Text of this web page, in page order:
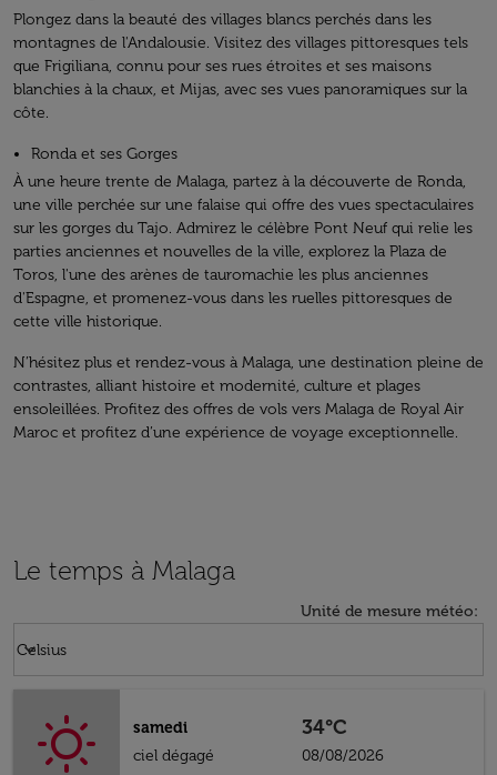
Plongez dans la beauté des villages blancs perchés dans les
montagnes de l'Andalousie. Visitez des villages pittoresques tels
que Frigiliana, connu pour ses rues étroites et ses maisons
blanchies à la chaux, et Mijas, avec ses vues panoramiques sur la
côte.
Ronda et ses Gorges
À une heure trente de Malaga, partez à la découverte de Ronda,
une ville perchée sur une falaise qui offre des vues spectaculaires
sur les gorges du Tajo. Admirez le célèbre Pont Neuf qui relie les
parties anciennes et nouvelles de la ville, explorez la Plaza de
Toros, l'une des arènes de tauromachie les plus anciennes
d'Espagne, et promenez-vous dans les ruelles pittoresques de
cette ville historique.
N’hésitez plus et rendez-vous à Malaga, une destination pleine de
contrastes, alliant histoire et modernité, culture et plages
ensoleillées. Profitez des offres de vols vers Malaga de Royal Air
Maroc et profitez d’une expérience de voyage exceptionnelle.
Le temps à Malaga
Unité de mesure météo:
Celsius
keyboard_arrow_down
samedi
ciel dégagé
34°C
08/08/2026